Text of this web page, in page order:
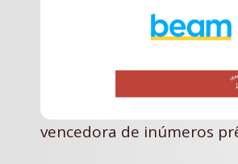
vencedora de inúmeros